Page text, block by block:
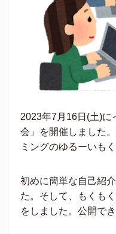
2023年7月16日(土)に
会」を開催しました
ミングのゆるーいも
初めに簡単な自己紹
た。そして、もくも
をしました。公開で